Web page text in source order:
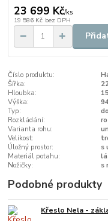
23 699 Kč/ks
19 586 Kč bez DPH
Číslo produktu:
Šířka:
Hloubka:
Výška:
Typ:
Rozkládání:
Varianta rohu:
Velikost:
Úložný prostor:
s
Materiál potahu:
Nožičky:
s
Podobné produkty
Křeslo Nela -